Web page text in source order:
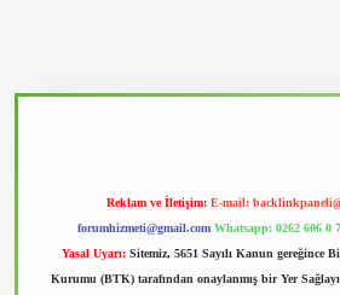
Reklam ve İletişim: E-mail:
forumhizmeti@gmail.com Whatsapp: 0262 606 0
Yasal Uyarı: Sitemiz, 5651 Sayılı Kanun gereğince
Kurumu (BTK) tarafından onaylanmış bir Yer